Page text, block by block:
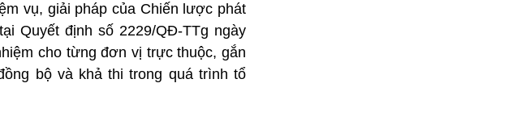
vụ, giải pháp của Chiến lược phát
Quyết định số 2229/QĐ-TTg ngày
cho từng đơn vị trực thuộc, gắn
bộ và khả thi trong quá trình tổ